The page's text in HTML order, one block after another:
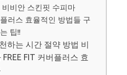
비안 스킨핏 수피마
러스 효율적인 방법들 구
팁!!
하는 시간 절약 방법 비
FIT 커버플러스 효